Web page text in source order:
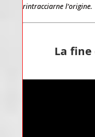
rintracciarne l’origine.
La